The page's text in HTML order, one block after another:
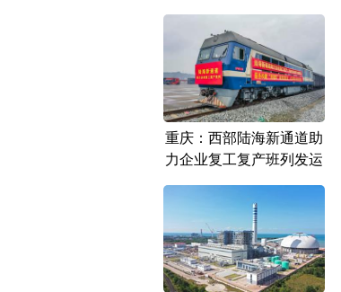
重庆：西部陆海新通道助
力企业复工复产班列发运